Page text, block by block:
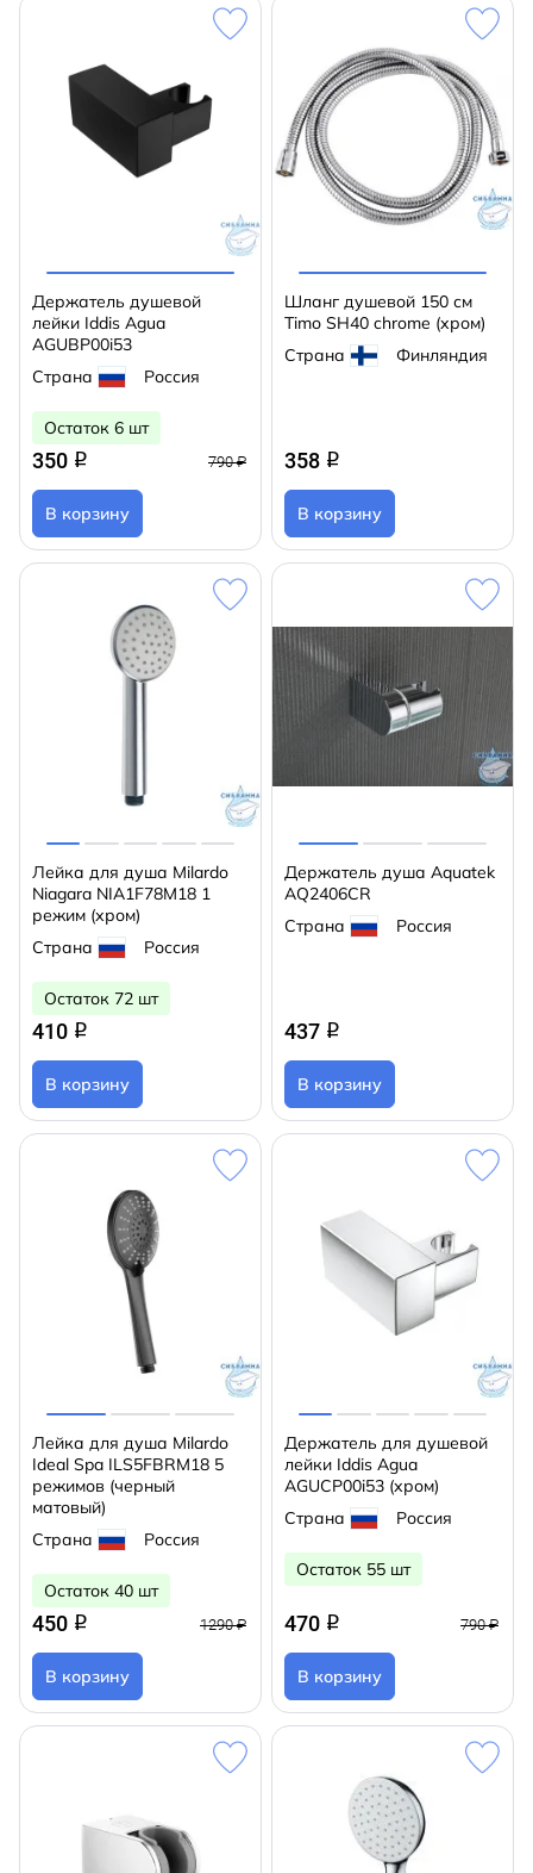
Держатель душевой
лейки Iddis Agua
AGUBP00i53
Страна
Россия
Остаток 6 шт
350 q 790 ₽
В корзину
Шланг душевой 150 см
Timo SH40 chrome (хром)
Страна
Финляндия
358 q
В корзину
Лейка для душа Milardo
Niagara NIA1F78M18 1
режим (хром)
Страна
Россия
Остаток 72 шт
410 q
В корзину
Держатель душа Aquatek
AQ2406CR
Страна
Россия
437 q
В корзину
Лейка для душа Milardo
Ideal Spa ILS5FBRM18 5
режимов (черный
матовый)
Страна
Россия
Остаток 40 шт
450 q 1290 ₽
В корзину
Держатель для душевой
лейки Iddis Agua
AGUCP00i53 (хром)
Страна
Россия
Остаток 55 шт
470 q 790 ₽
В корзину